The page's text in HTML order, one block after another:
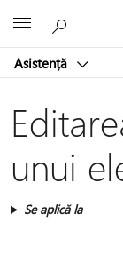
Asistență
unui
Se aplică la